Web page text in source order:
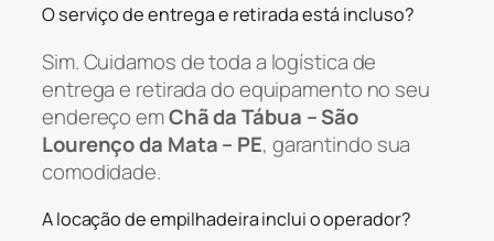
O serviço de entrega e retirada está incluso?
Sim. Cuidamos de toda a logística de
entrega e retirada do equipamento no seu
endereço emChã da Tábua – São
Lourenço da Mata – PE, garantindo sua
comodidade.
A locação de empilhadeira inclui o operador?